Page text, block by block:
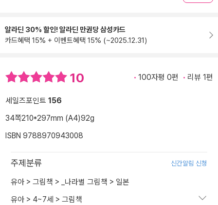
알라딘 30% 할인! 알라딘 만권당 삼성카드
카드혜택 15% + 이벤트혜택 15% (~2025.12.31)
10 100자평 0편 리뷰 1편
세일즈포인트 156
34쪽210*297mm (A4)92g
ISBN 9788970943008
주제분류 신간알림 신청
유아 > 그림책 > _나라별 그림책 > 일본
유아 > 4~7세 > 그림책